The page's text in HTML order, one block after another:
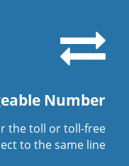
Number
the toll or toll-free
to the same line.